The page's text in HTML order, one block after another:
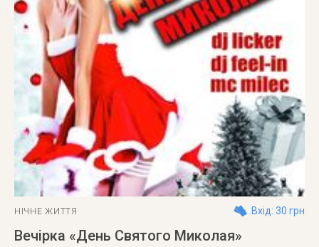
НІЧНЕ ЖИТТЯ Вхід: 30 грн
Вечірка «День Святого Миколая»